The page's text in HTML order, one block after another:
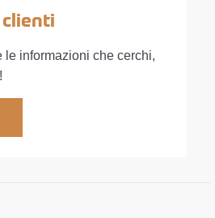
le informazioni che cerchi,